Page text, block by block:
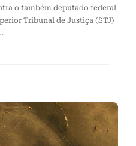
o também deputado federal
Tribunal de Justiça (STJ)